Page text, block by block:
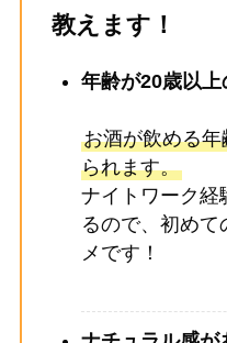
教えます！
年齢が20歳以上
お酒が飲める
られます。
ナイトワーク経
るので、初めて
メです！